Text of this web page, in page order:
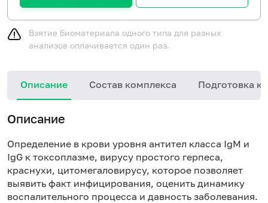
Взятие биоматериала одного типа для разных
анализов оплачивается один раз.
Описание Состав комплекса Подготовка к
Описание
Определение в крови уровня антител класса IgM и
IgG к токсоплазме, вирусу простого герпеса,
краснухи, цитомегаловирусу, которое позволяет
выявить факт инфицирования, оценить динамику
воспалительного процесса и давность заболевания.